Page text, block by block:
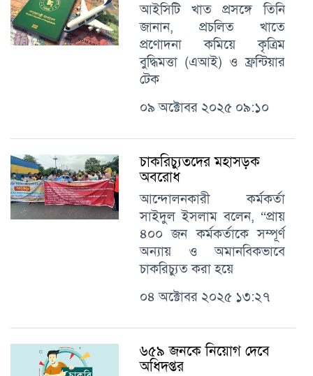
আইসিটি খাত প্রসঙ্গে তিনি
জানান, প্রচলিত খাতে
প্রণোদনা কমিয়ে কৃত্রিম
বুদ্ধিমত্তা (এআই) ও ফ্রন্টিয়ার
টেক
০৯ অক্টোবর ২০২৫ ০৯:১০
চাকরিচ্যুতদের মহাসড়ক
অবরোধ
আন্দোলনকারী কর্মকর্তা
সাইদুল ইসলাম বলেন, “প্রায়
৪০০ জন কর্মকর্তাকে সম্পূর্ণ
অন্যায় ও অমানবিকভাবে
চাকরিচ্যুত করা হয়ে
০৪ অক্টোবর ২০২৫ ১৩:২৭
৬৫৯ জনকে নিয়োগ দেবে
অধিদপ্তর